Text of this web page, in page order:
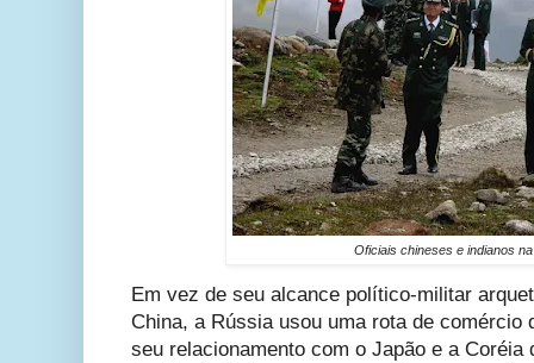
Oficiais chineses e indianos
Em vez de seu alcance político-militar
China, a Rússia usou uma rota de comércio
seu relacionamento com o Japão e a Coréia